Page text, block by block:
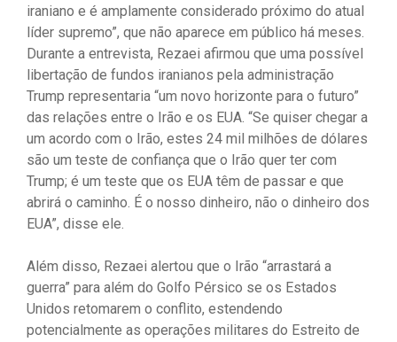
iraniano e é amplamente considerado próximo do atual
líder supremo”, que não aparece em público há meses.
Durante a entrevista, Rezaei afirmou que uma possível
libertação de fundos iranianos pela administração
Trump representaria “um novo horizonte para o futuro”
das relações entre o Irão e os EUA. “Se quiser chegar a
um acordo com o Irão, estes 24 mil milhões de dólares
são um teste de confiança que o Irão quer ter com
Trump; é um teste que os EUA têm de passar e que
abrirá o caminho. É o nosso dinheiro, não o dinheiro dos
EUA”, disse ele.
Além disso, Rezaei alertou que o Irão “arrastará a
guerra” para além do Golfo Pérsico se os Estados
Unidos retomarem o conflito, estendendo
potencialmente as operações militares do Estreito de